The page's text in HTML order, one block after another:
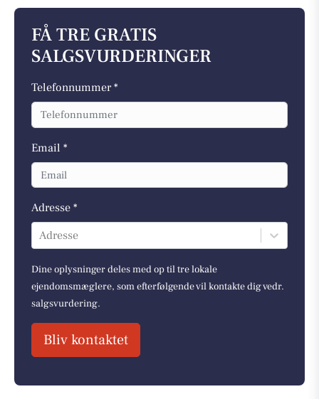
FÅ TRE GRATIS
SALGSVURDERINGER
Telefonnummer *
Email *
Adresse *
Adresse
Dine oplysninger deles med op til tre lokale
ejendomsmæglere, som efterfølgende vil kontakte dig vedr.
salgsvurdering.
Bliv kontaktet